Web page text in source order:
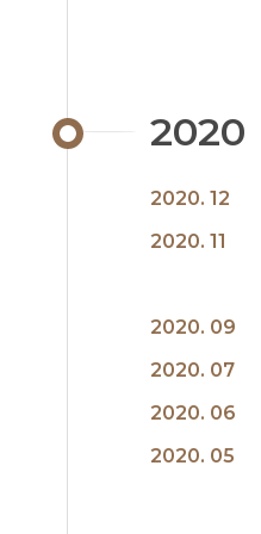
2020
2020. 12
2020. 11
2020. 09
2020. 07
2020. 06
2020. 05